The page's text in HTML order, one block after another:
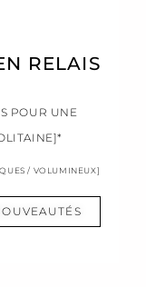
RELAIS
POUR UNE
/ VOLUMINEUX]